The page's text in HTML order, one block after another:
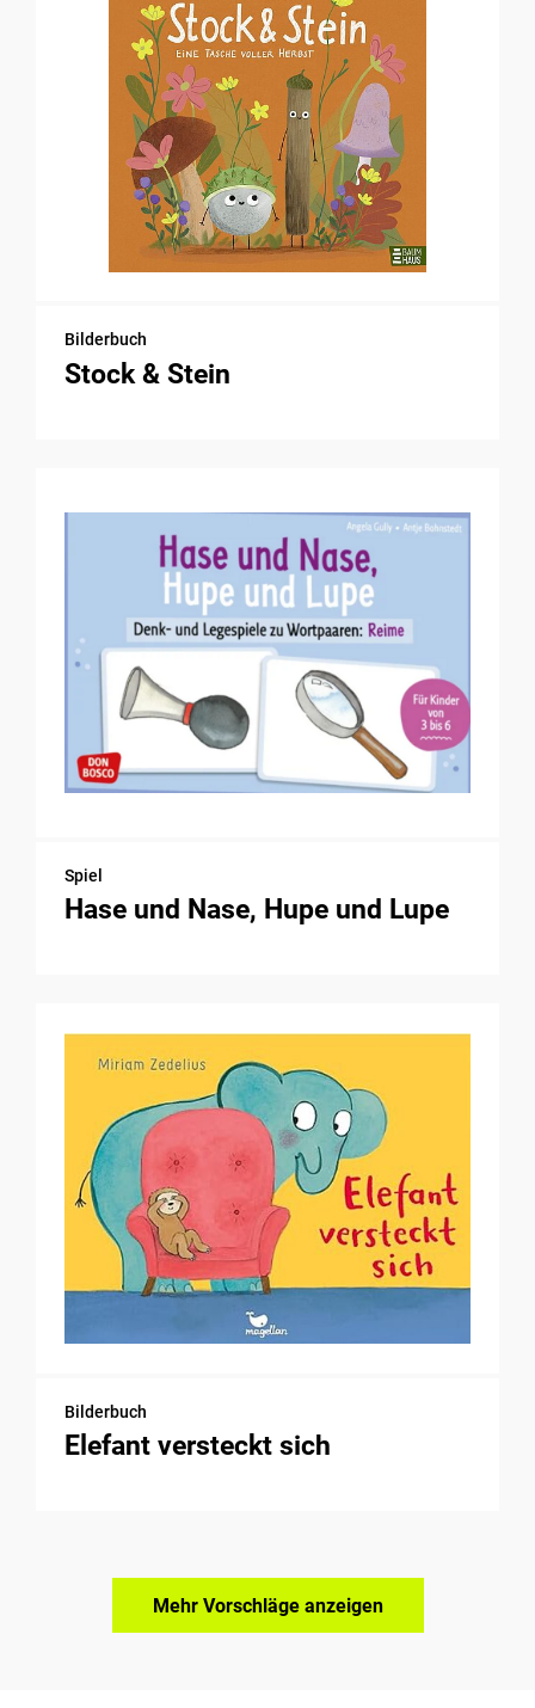
Bilderbuch
Stock & Stein
Spiel
Hase und Nase, Hupe und Lupe
Bilderbuch
Elefant versteckt sich
Mehr Vorschläge anzeigen